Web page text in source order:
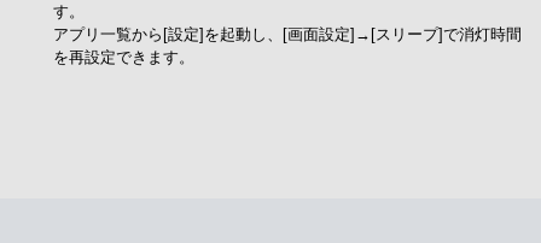
す。
アプリ一覧から[設定]を起動し、[画面設定]→[スリープ]で消灯時間
を再設定できます。